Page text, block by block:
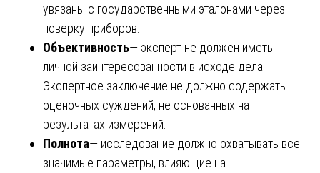
увязаны с государственными эталонами через
поверку приборов.
Объективность— эксперт не должен иметь
личной заинтересованности в исходе дела.
Экспертное заключение не должно содержать
оценочных суждений, не основанных на
результатах измерений.
Полнота— исследование должно охватывать все
значимые параметры, влияющие на